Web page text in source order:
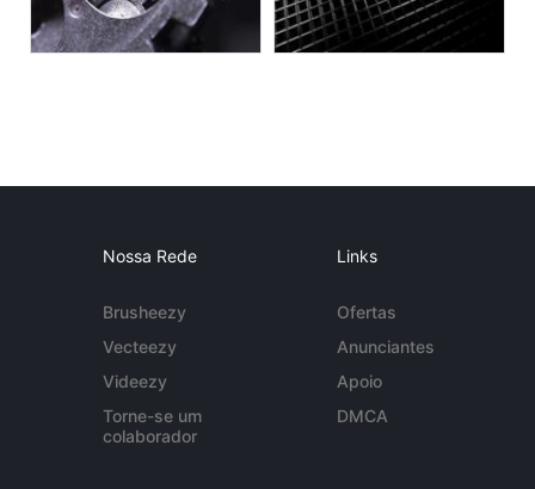
Nossa Rede
Brusheezy
Vecteezy
Videezy
Torne-se um
colaborador
Links
Ofertas
Anunciantes
Apoio
DMCA